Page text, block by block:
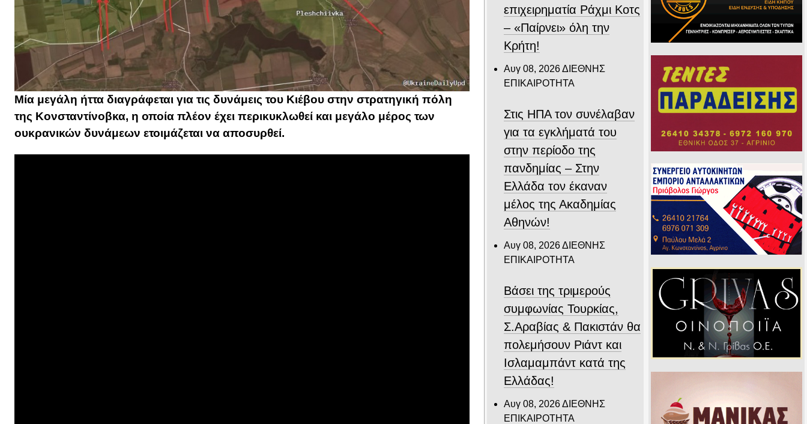
Μία μεγάλη ήττα διαγράφεται για τις δυνάμεις του Κιέβου στην στρατηγική πόλη
της Κονσταντίνοβκα, η οποία πλέον έχει περικυκλωθεί και μεγάλο μέρος των
ουκρανικών δυνάμεων ετοιμάζεται να αποσυρθεί.
επιχειρηματία Ράχμι Κοτς
– «Παίρνει» όλη την
Κρήτη!
Αυγ 08, 2026ΔΙΕΘΝΗΣ
ΕΠΙΚΑΙΡΟΤΗΤΑ
Στις ΗΠΑ τον συνέλαβαν
για τα εγκλήματά του
στην περίοδο της
πανδημίας – Στην
Ελλάδα τον έκαναν
μέλος της Ακαδημίας
Αθηνών!
Αυγ 08, 2026ΔΙΕΘΝΗΣ
ΕΠΙΚΑΙΡΟΤΗΤΑ
Βάσει της τριμερούς
συμφωνίας Τουρκίας,
Σ.Αραβίας & Πακιστάν θα
πολεμήσουν Ριάντ και
Ισλαμαμπάντ κατά της
Ελλάδας!
Αυγ 08, 2026ΔΙΕΘΝΗΣ
ΕΠΙΚΑΙΡΟΤΗΤΑ